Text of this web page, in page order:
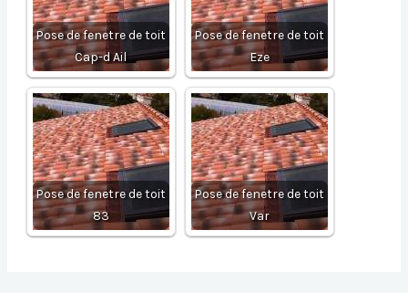
Pose de fenetre de toit
Cap-d Ail
Pose de fenetre de toit
Eze
Pose de fenetre de toit
83
Pose de fenetre de toit
Var